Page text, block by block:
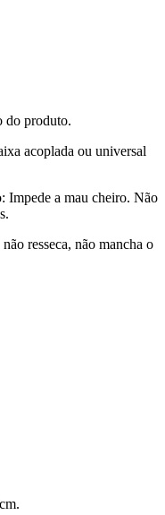
do produto.
acoplada ou universal
Impede a mau cheiro. Não
resseca, não mancha o